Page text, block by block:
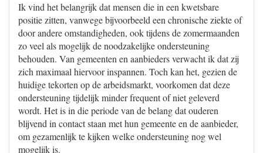
Ik vind het belangrijk dat mensen die in een kwetsbare
positie zitten, vanwege bijvoorbeeld een chronische ziekte of
door andere omstandigheden, ook tijdens de zomermaanden
zo veel als mogelijk de noodzakelijke ondersteuning
behouden. Van gemeenten en aanbieders verwacht ik dat zij
zich maximaal hiervoor inspannen. Toch kan het, gezien de
huidige tekorten op de arbeidsmarkt, voorkomen dat deze
ondersteuning tijdelijk minder frequent of niet geleverd
wordt. Het is in die periode van de belang dat ouderen
blijvend in contact staan met hun gemeente en de aanbieder,
om gezamenlijk te kijken welke ondersteuning nog wel
mogelijk is.